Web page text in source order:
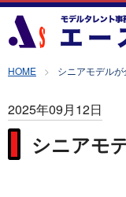
HOME シニアモデルが
2025年09月12日
シニアモ